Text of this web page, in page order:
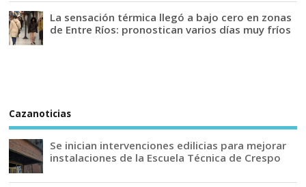
La sensación térmica llegó a bajo cero en zonas
de Entre Ríos: pronostican varios días muy fríos
Cazanoticias
Se inician intervenciones edilicias para mejorar
instalaciones de la Escuela Técnica de Crespo